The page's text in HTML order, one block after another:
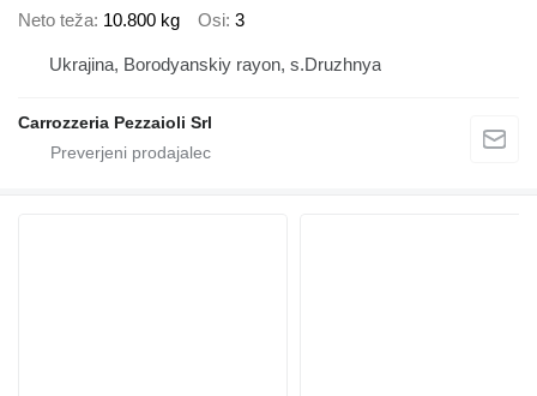
Neto teža 10.800 kg Osi 3
Ukrajina, Borodyanskiy rayon, s.Druzhnya
Carrozzeria Pezzaioli Srl